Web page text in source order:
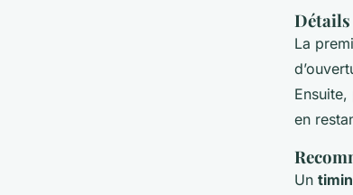
Détails
La
en
Un